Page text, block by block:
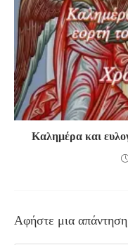
Καλημέρα και
Αφήστε μια απάντηση